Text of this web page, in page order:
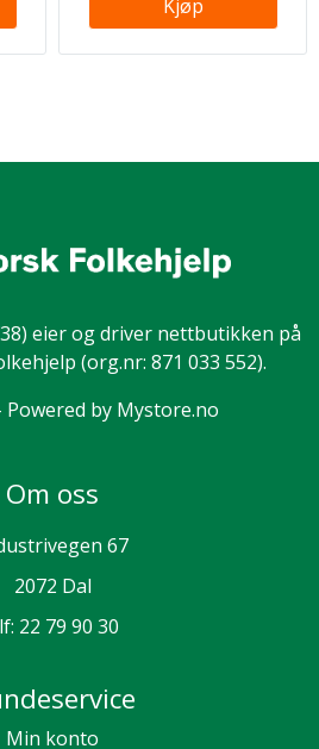
Kjøp
eier og driver nettbutikken på
(org.nr: 871 033 552).
by Mystore.no
Om oss
67
2072 Dal
22 79 90 30
Min konto